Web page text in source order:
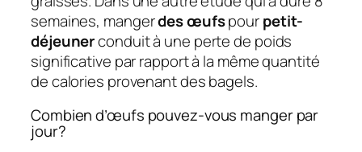
semaines, mangerdes œufspourpetit-
déjeunerconduit à une perte de poids
significative par rapport à la même quantité
de calories provenant des bagels.
Combien d’œufs pouvez-vous manger par
jour?